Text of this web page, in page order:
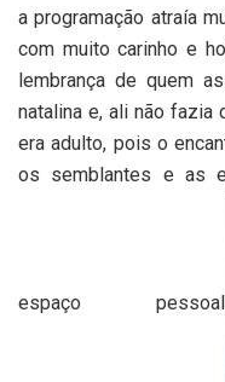
a programação atraía
com muito carinho e
lembrança de quem
natalina e, ali não fazia
era adulto, pois o
os semblantes e as
espaço